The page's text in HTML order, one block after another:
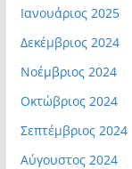
Ιανουάριος 2025
Δεκέμβριος 2024
Νοέμβριος 2024
Οκτώβριος 2024
Σεπτέμβριος 2024
Αύγουστος 2024